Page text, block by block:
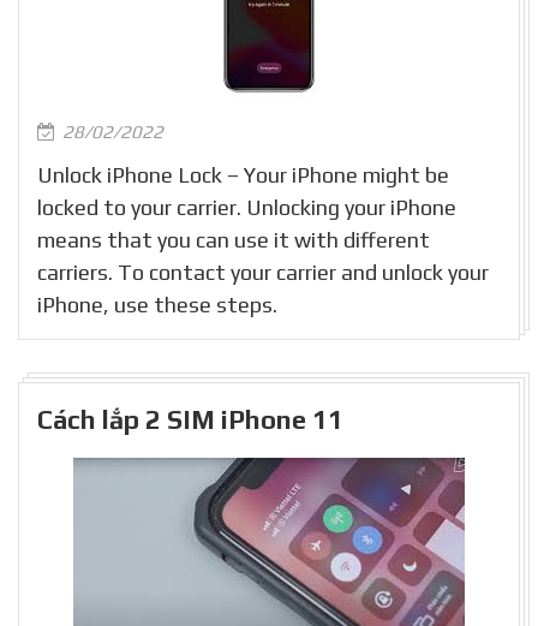
28/02/2022
Unlock iPhone Lock – Your iPhone might be
locked to your carrier. Unlocking your iPhone
means that you can use it with different
carriers. To contact your carrier and unlock your
iPhone, use these steps.
Cách lắp 2 SIM iPhone 11